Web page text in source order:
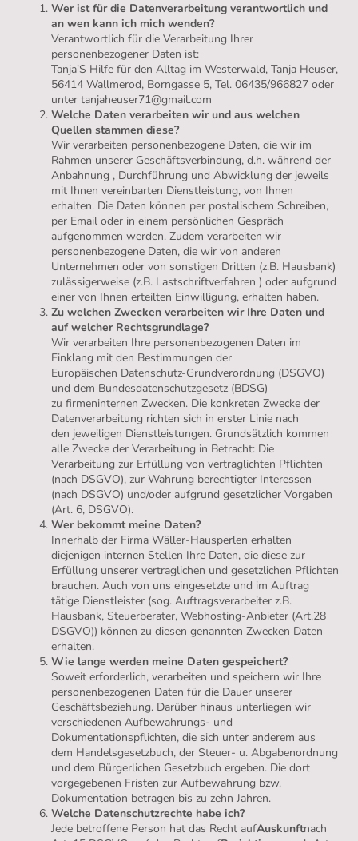
Wer ist für die Datenverarbeitung verantwortlich und
an wen kann ich mich wenden?
Verantwortlich für die Verarbeitung Ihrer
personenbezogener Daten ist:
Tanja’S Hilfe für den Alltag im Westerwald, Tanja Heuser,
56414 Wallmerod, Borngasse 5, Tel. 06435/966827 oder
unter tanjaheuser71@gmail.com
Welche Daten verarbeiten wir und aus welchen
Quellen stammen diese?
Wir verarbeiten personenbezogene Daten, die wir im
Rahmen unserer Geschäftsverbindung, d.h. während der
Anbahnung , Durchführung und Abwicklung der jeweils
mit Ihnen vereinbarten Dienstleistung, von Ihnen
erhalten. Die Daten können per postalischem Schreiben,
per Email oder in einem persönlichen Gespräch
aufgenommen werden. Zudem verarbeiten wir
personenbezogene Daten, die wir von anderen
Unternehmen oder von sonstigen Dritten (z.B. Hausbank)
zulässigerweise (z.B. Lastschriftverfahren ) oder aufgrund
einer von Ihnen erteilten Einwilligung, erhalten haben.
Zu welchen Zwecken verarbeiten wir Ihre Daten und
auf welcher Rechtsgrundlage?
Wir verarbeiten Ihre personenbezogenen Daten im
Einklang mit den Bestimmungen der
Europäischen Datenschutz-Grundverordnung (DSGVO)
und dem Bundesdatenschutzgesetz (BDSG)
zu firmeninternen Zwecken. Die konkreten Zwecke der
Datenverarbeitung richten sich in erster Linie nach
den jeweiligen Dienstleistungen. Grundsätzlich kommen
alle Zwecke der Verarbeitung in Betracht: Die
Verarbeitung zur Erfüllung von vertraglichten Pflichten
(nach DSGVO), zur Wahrung berechtigter Interessen
(nach DSGVO) und/oder aufgrund gesetzlicher Vorgaben
(Art. 6, DSGVO).
Wer bekommt meine Daten?
Innerhalb der Firma Wäller-Hausperlen erhalten
diejenigen internen Stellen Ihre Daten, die diese zur
Erfüllung unserer vertraglichen und gesetzlichen Pflichten
brauchen. Auch von uns eingesetzte und im Auftrag
tätige Dienstleister (sog. Auftragsverarbeiter z.B.
Hausbank, Steuerberater, Webhosting-Anbieter (Art.28
DSGVO)) können zu diesen genannten Zwecken Daten
erhalten.
Wie lange werden meine Daten gespeichert?
Soweit erforderlich, verarbeiten und speichern wir Ihre
personenbezogenen Daten für die Dauer unserer
Geschäftsbeziehung. Darüber hinaus unterliegen wir
verschiedenen Aufbewahrungs- und
Dokumentationspflichten, die sich unter anderem aus
dem Handelsgesetzbuch, der Steuer- u. Abgabenordnung
und dem Bürgerlichen Gesetzbuch ergeben. Die dort
vorgegebenen Fristen zur Aufbewahrung bzw.
Dokumentation betragen bis zu zehn Jahren.
Welche Datenschutzrechte habe ich?
Jede betroffene Person hat das Recht aufAuskunftnach